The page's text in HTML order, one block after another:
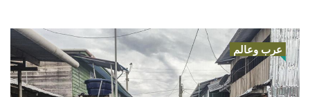
عرب وعالم